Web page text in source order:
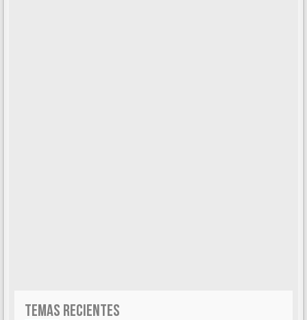
TEMAS RECIENTES